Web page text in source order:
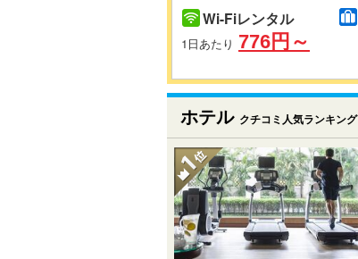
Wi-Fiレンタル
1日あたり 776円～
ホテル クチコミ人気ランキング